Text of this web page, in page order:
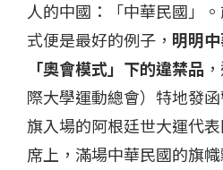
人的中國：「中華民國」
式便是最好的例子， 明明
「奧會模式」下的違禁品
際大學運動總會）特地發
旗入場的阿根廷世大運代
席上，滿場中華民國的旗